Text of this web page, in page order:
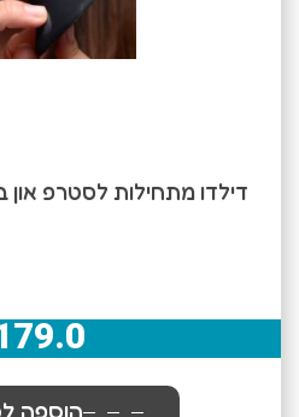
דילדו מתחילות לסטרפ און
הוספה